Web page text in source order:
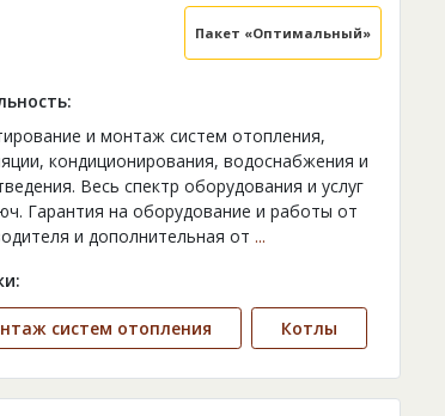
Пакет «Оптимальный»
и монтаж систем отопления,
кондиционирования, водоснабжения и
Весь спектр оборудования и услуг
Гарантия на оборудование и работы от
и дополнительная от ...
систем отопления Котлы